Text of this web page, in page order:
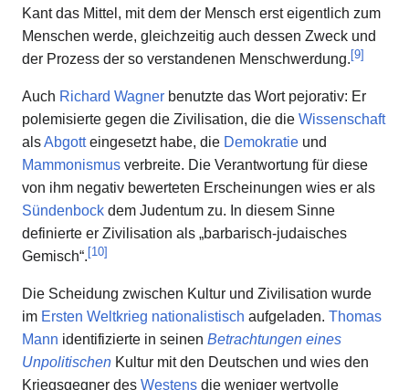
Kant das Mittel, mit dem der Mensch erst eigentlich zum
Menschen werde, gleichzeitig auch dessen Zweck und
der Prozess der so verstandenen Menschwerdung. [9]
Auch Richard Wagner benutzte das Wort pejorativ: Er
polemisierte gegen die Zivilisation, die die Wissenschaft
alsAbgotteingesetzt habe, die Demokratie und
Mammonismus verbreite. Die Verantwortung für diese
von ihm negativ bewerteten Erscheinungen wies er als
Sündenbock dem Judentum zu. In diesem Sinne
definierte er Zivilisation als „barbarisch-judaisches
Gemisch“. [10]
Die Scheidung zwischen Kultur und Zivilisation wurde
im Ersten Weltkrieg nationalistisch aufgeladen. Thomas
Mann identifizierte in seinen Betrachtungen eines
Unpolitischen Kultur mit den Deutschen und wies den
Kriegsgegner des Westens die weniger wertvolle